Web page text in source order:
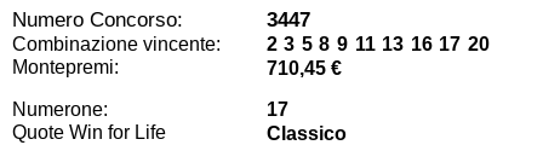
Numero Concorso: 3447
Combinazione vincente:
2 3 5 8 9 11 13 16 17 20
Montepremi:
710,45 €
Numerone:
17
Quote Win for Life
Classico